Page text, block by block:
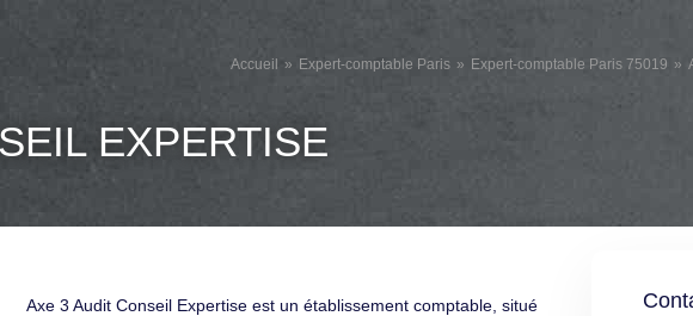
Accueil Expert-comptable Paris Expert-comptable Paris 75019
EXPERTISE
Axe 3 Audit Conseil Expertise est un établissement comptable, situé